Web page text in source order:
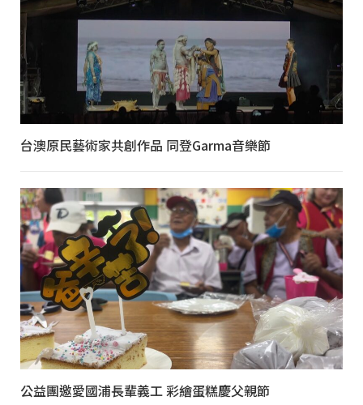
台澳原民藝術家共創作品 同登Garma音樂節
公益團邀愛國浦長輩義工 彩繪蛋糕慶父親節